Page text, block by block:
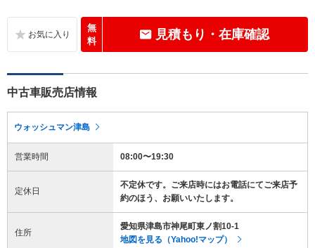
無
料
見積もり・在庫確認
中古車販売店情報
ウォッシュマン津島
営業時間 08:00〜19:30
定休日
不定休です。ご来店時にはお電話にてご来店予
約のほう、お願いいたします。
住所
愛知県津島市神尾町東ノ割10-1
地図を見る（Yahoo!マップ）